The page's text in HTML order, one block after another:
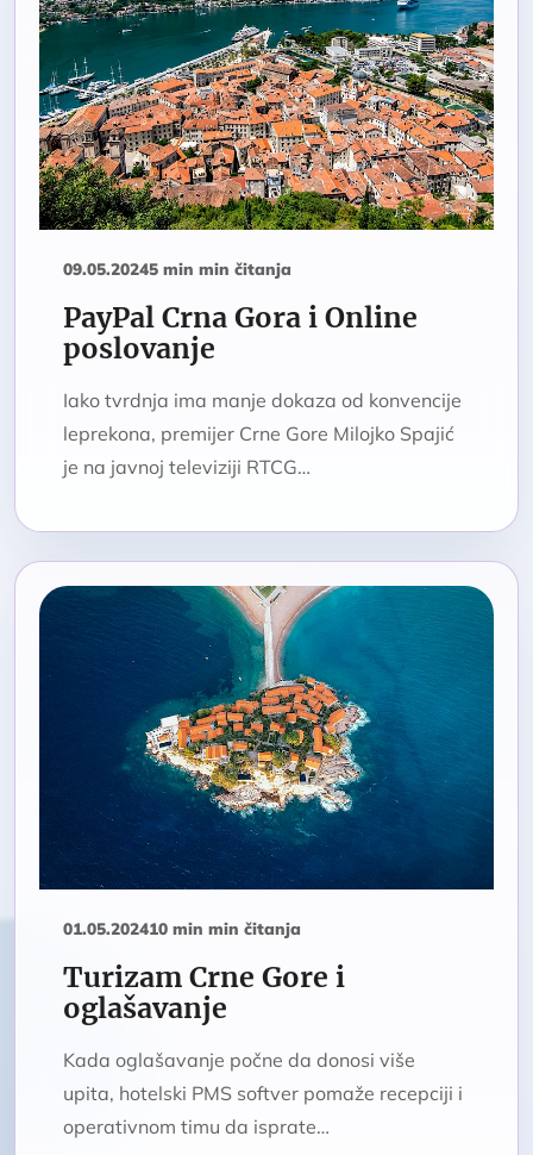
09.05.20245 min min čitanja
PayPal Crna Gora i Online
poslovanje
Iako tvrdnja ima manje dokaza od konvencije
leprekona, premijer Crne Gore Milojko Spajić
je na javnoj televiziji RTCG…
01.05.202410 min min čitanja
Turizam Crne Gore i
oglašavanje
Kada oglašavanje počne da donosi više
upita, hotelski PMS softver pomaže recepciji i
operativnom timu da isprate…